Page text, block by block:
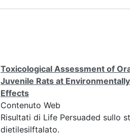
Toxicological Assessment of
Juvenile Rats at
Effects
Contenuto Web
Risultati di Life Persuaded sullo
dietilesilftalato.